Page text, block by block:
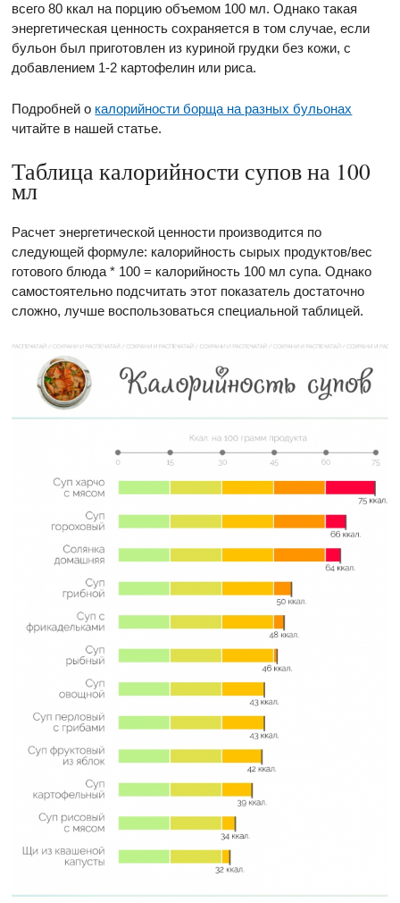
всего 80 ккал на порцию объемом 100 мл. Однако такая
энергетическая ценность сохраняется в том случае, если
бульон был приготовлен из куриной грудки без кожи, с
добавлением 1-2 картофелин или риса.
Подробней о калорийности борща на разных бульонах
читайте в нашей статье.
Таблица калорийности супов на 100
мл
Расчет энергетической ценности производится по
следующей формуле: калорийность сырых продуктов/вес
готового блюда * 100 = калорийность 100 мл супа. Однако
самостоятельно подсчитать этот показатель достаточно
сложно, лучше воспользоваться специальной таблицей.